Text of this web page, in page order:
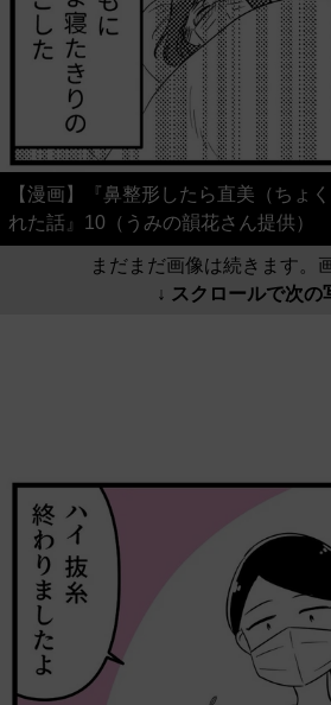
【漫画】『鼻整形したら直美（ちょ
れた話』10（うみの韻花さん提供）
まだまだ画像は続きます。
↓ スクロールで次の